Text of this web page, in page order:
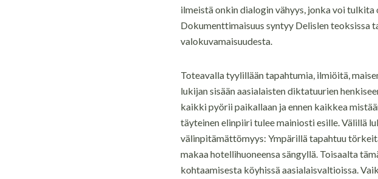
ilmeistä onkin dialogin vähyys, jonka voi
Dokumenttimaisuus syntyy Delislen teoksissa
valokuvamaisuudesta.
Toteavalla tyylillään tapahtumia, ilmiöitä,
lukijan sisään aasialaisten diktatuurien
kaikki pyörii paikallaan ja ennen kaikkea
täyteinen elinpiiri tulee mainiosti esille. Välillä
välinpitämättömyys: Ympärillä tapahtuu
makaa hotellihuoneensa sängyllä. Toisaalta
kohtaamisesta köyhissä aasialaisvaltioissa.